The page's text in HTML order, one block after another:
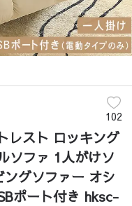
102
レスト ロッキング
ソファ 1人がけソ
グソファー オシ
ポート付き hksc-